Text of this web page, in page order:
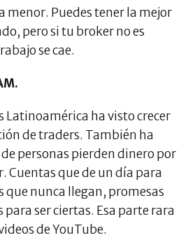
menor. Puedes tener la mejor
pero si tu broker no es
se cae.
Latinoamérica ha visto crecer
de traders. También ha
personas pierden dinero por
Cuentas que de un día para
que nunca llegan, promesas
ser ciertas. Esa parte rara
de YouTube.